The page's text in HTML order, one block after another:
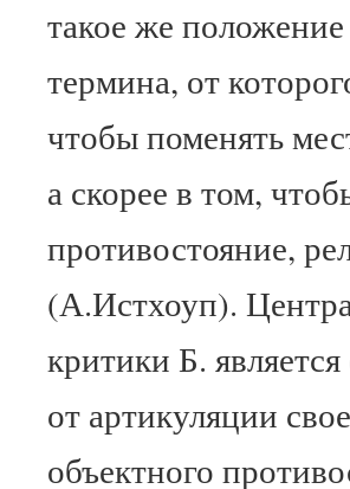
такое же
термина, от
чтобы поменять
а скорее в том,
противостояние,
(А.Истхоуп).
критики Б.
от артикуляции
объектного